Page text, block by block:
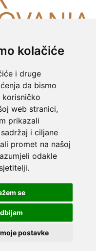
kolačiće
i druge
da bismo
korisničko
web stranici,
prikazali
i ciljane
promet na našoj
odakle
se
postavke
– Sva prava zadržana
Gotovca 6, 10000 Zagreb, MB:
Trgovački sud u Zagrebu,
Jurišićeva 4, 10000 Zagreb, IBAN
kn uplaćeno u cijelosti, direktori Ana
Hrvoje Bažon
7,53450 kn